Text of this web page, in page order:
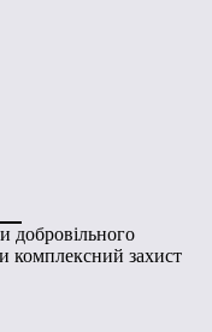
добровільного
комплексний захист